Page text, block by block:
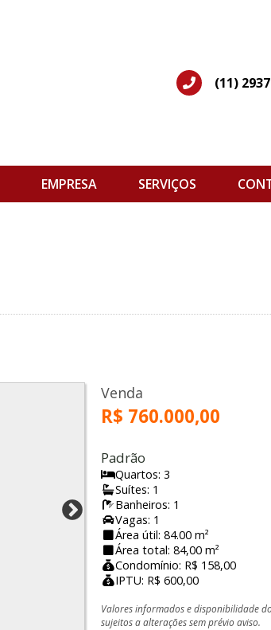
(11)
EMPRESA SERVIÇOS
Venda
R$ 760.000,00
Padrão
Quartos: 3
Suítes: 1
Banheiros: 1
Vagas: 1
Área útil: 84.00 m²
Área total: 84,00 m²
Condomínio: R$ 158,00
IPTU: R$ 600,00
Valores informados e disponibilidade
sujeitos a alterações sem prévio aviso.